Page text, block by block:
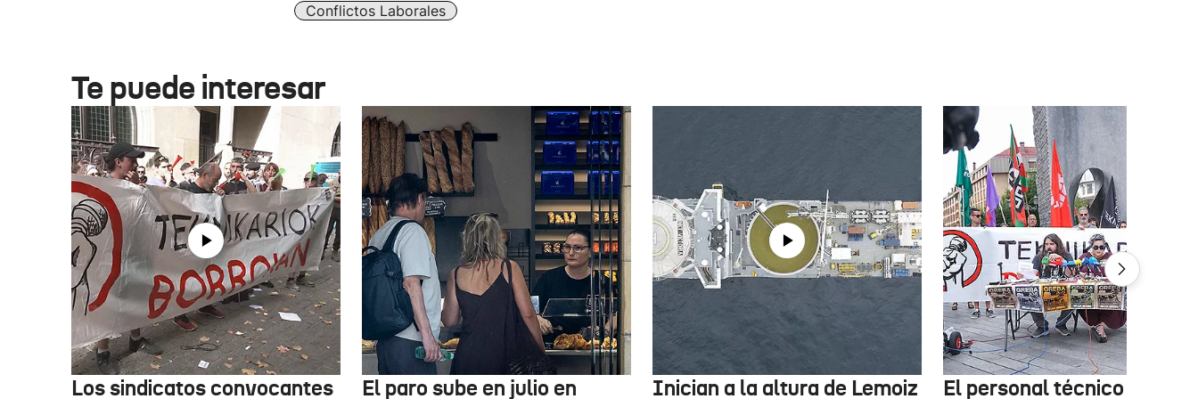
Conflictos Laborales
Te puede interesar
Los sindicatos convocantes El paro sube en julio en Inician a la altura de Lemoiz El personal técnico de